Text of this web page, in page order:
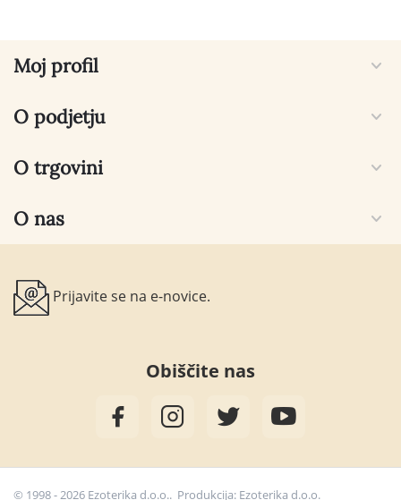
Moj profil
O podjetju
O trgovini
O nas
Prijavite se na e-novice.
Obiščite nas
© 1998 - 2026 Ezoterika d.o.o.. Produkcija: Ezoterika d.o.o.